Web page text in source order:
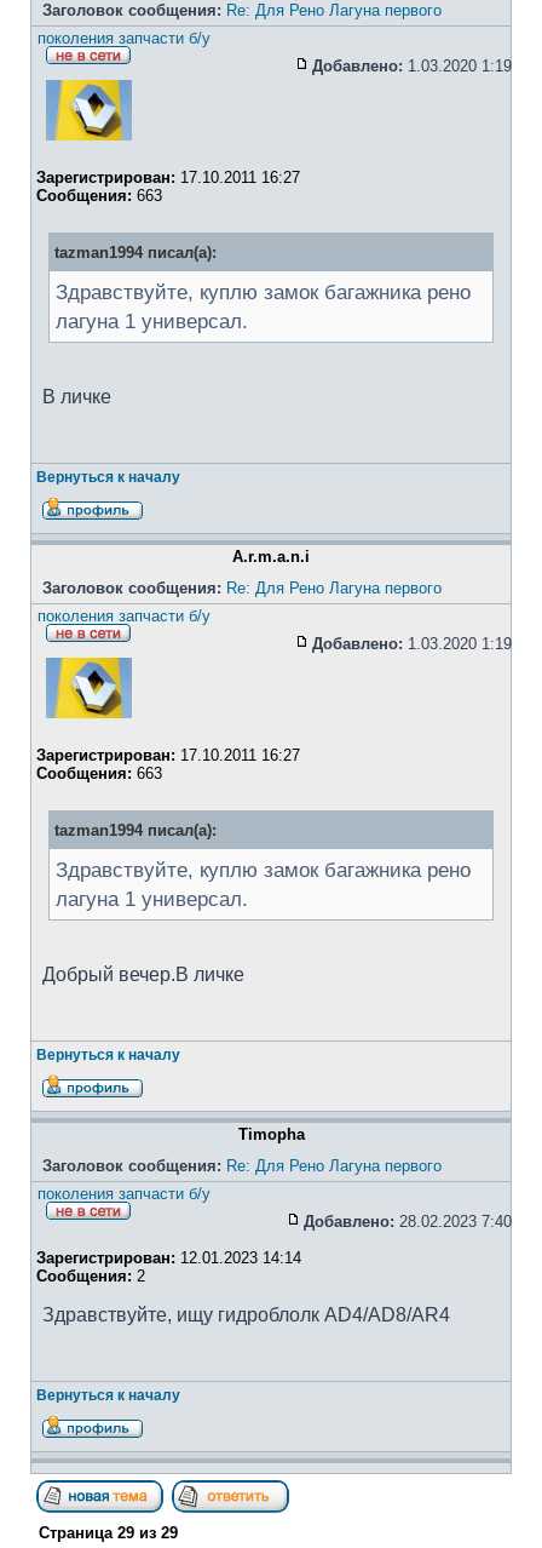
Заголовок сообщения: Re: Для Рено Лагуна первого
поколения запчасти б/у
Добавлено: 1.03.2020 1:19
Зарегистрирован: 17.10.2011 16:27
Сообщения: 663
tazman1994 писал(а):
Здравствуйте, куплю замок багажника рено
лагуна 1 универсал.
В личке
Вернуться к началу
A.r.m.a.n.i
Заголовок сообщения: Re: Для Рено Лагуна первого
поколения запчасти б/у
Добавлено: 1.03.2020 1:19
Зарегистрирован: 17.10.2011 16:27
Сообщения: 663
tazman1994 писал(а):
Здравствуйте, куплю замок багажника рено
лагуна 1 универсал.
Добрый вечер.В личке
Вернуться к началу
Timopha
Заголовок сообщения: Re: Для Рено Лагуна первого
поколения запчасти б/у
Добавлено: 28.02.2023 7:40
Зарегистрирован: 12.01.2023 14:14
Сообщения: 2
Здравствуйте, ищу гидроблолк AD4/AD8/AR4
Вернуться к началу
Страница 29 из 29